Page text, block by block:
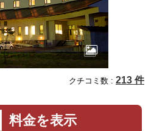
クチコミ数 : 213 件
料金を表示